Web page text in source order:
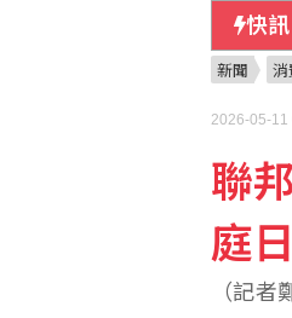
快訊
新聞 消
2026-05-
聯
庭
（記